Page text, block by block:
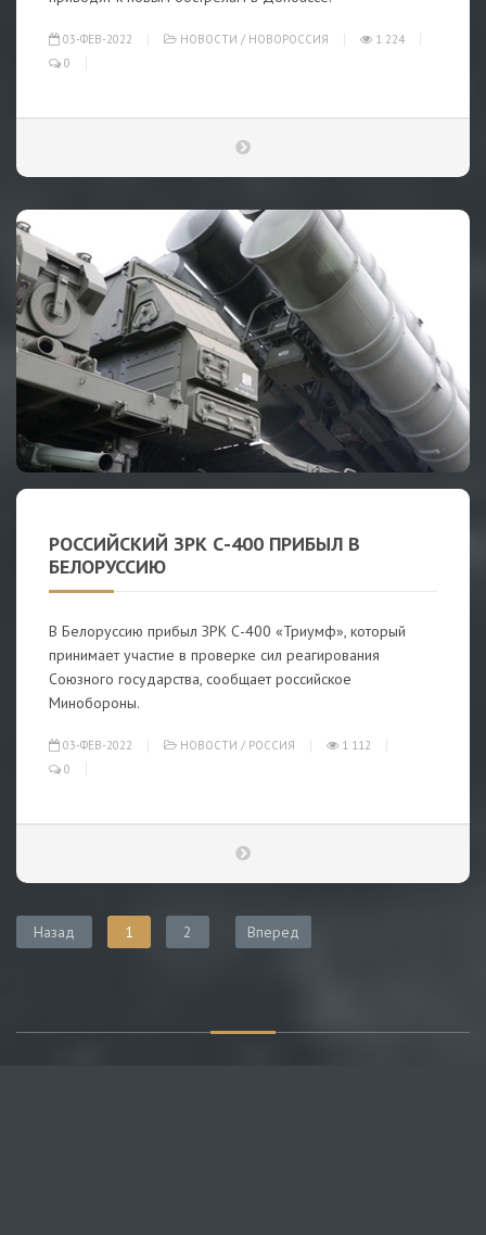
03-ФЕВ-2022 НОВОСТИ / НОВОРОССИЯ
1 224
0
РОССИЙСКИЙ ЗРК С-400 ПРИБЫЛ В
БЕЛОРУССИЮ
В Белоруссию прибыл ЗРК С-400 «Триумф», который
принимает участие в проверке сил реагирования
Союзного государства, сообщает российское
Минобороны.
03-ФЕВ-2022 НОВОСТИ / РОССИЯ
1 112
0
Назад 1 2 Вперед